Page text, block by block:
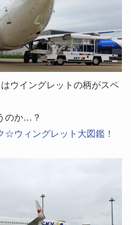
ウイングレットの柄がスペ
のか…？
☆ウィングレット大図鑑！